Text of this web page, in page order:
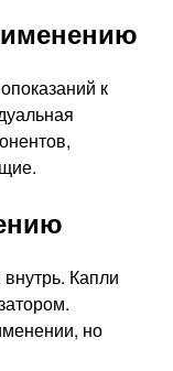
к
Капли
но